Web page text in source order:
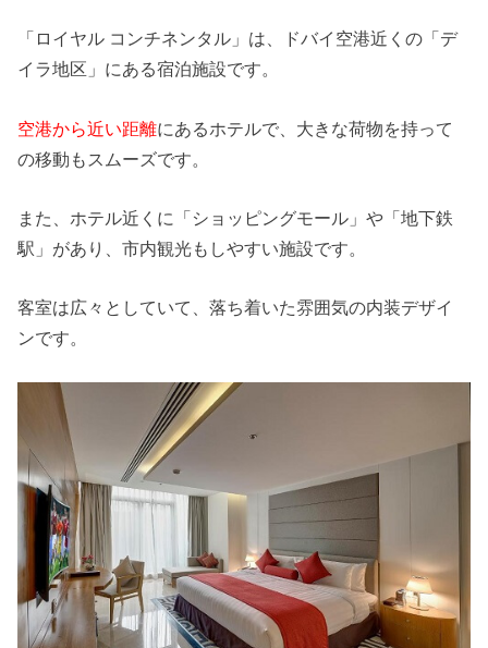
「ロイヤル コンチネンタル」は、ドバイ空港近くの「デ
イラ地区」にある宿泊施設です。
空港から近い距離にあるホテルで、大きな荷物を持って
の移動もスムーズです。
また、ホテル近くに「ショッピングモール」や「地下鉄
駅」があり、市内観光もしやすい施設です。
客室は広々としていて、落ち着いた雰囲気の内装デザイ
ンです。